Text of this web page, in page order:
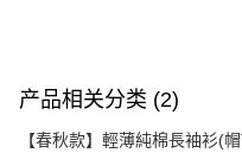
产品相关分类 (2)
【春秋款】輕薄純棉長袖衫(